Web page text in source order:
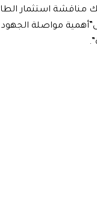
استثمار
مواصلة